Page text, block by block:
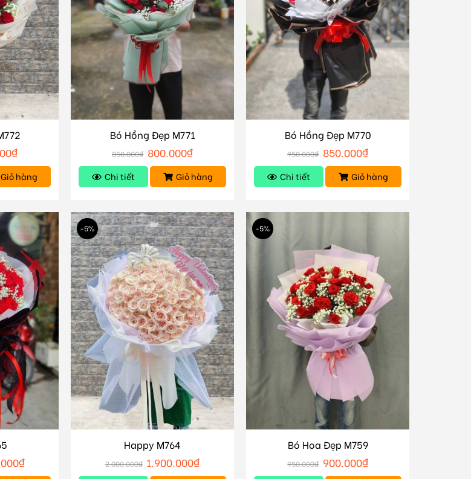
₫
Giỏ hàng
Bó Hồng Đẹp M771
850.000₫ 800.000₫
Chi tiết Giỏ hàng
Bó Hồng Đẹp M770
950.000₫ 850.000₫
Chi tiết Giỏ hàng
₫
-5%
Happy M764
2.000.000₫ 1.900.000₫
-5%
Bó Hoa Đẹp M759
950.000₫ 900.000₫